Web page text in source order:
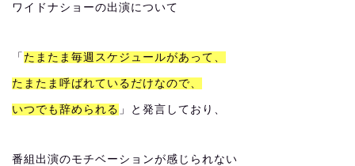
ワイドナショーの出演について
「 たまたま毎週スケジュールがあって、
たまたま呼ばれているだけなので、
いつでも辞められる 」と発言しており、
番組出演のモチベーションが感じられない